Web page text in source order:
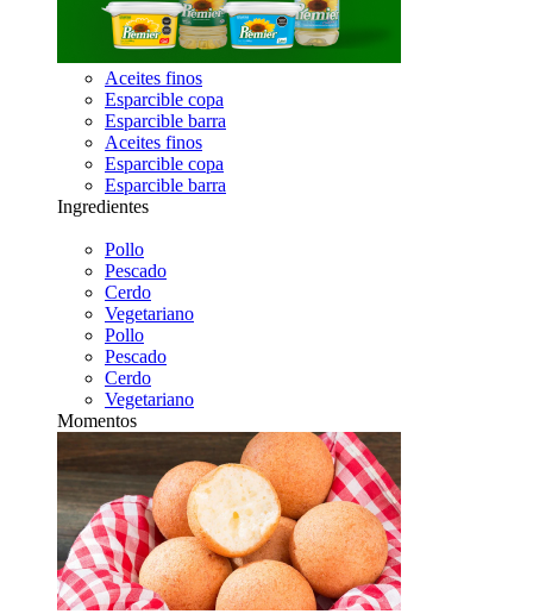
Aceites finos
Esparcible copa
Esparcible barra
Aceites finos
Esparcible copa
Esparcible barra
Ingredientes
Pollo
Pescado
Cerdo
Vegetariano
Pollo
Pescado
Cerdo
Vegetariano
Momentos